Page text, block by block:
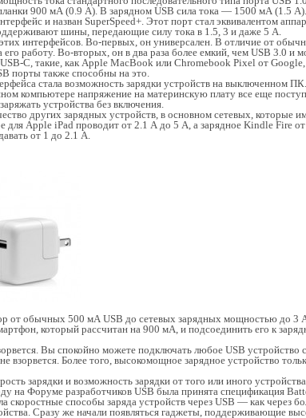
900 мА (0.9 А). В зарядном USB сила тока — 1500 мА (1.5
и назван SuperSpeed+. Этот порт стал эквивалентом
шины, передающие силу тока в 1.5, 3 и даже 5 А.
интерфейсов. Во-первых, он универсален. В отличие от
работу. Во-вторых, он в два раза более емкий, чем USB 3.0
C, такие, как Apple MacBook или Chromebook Pixel от
порты также способны на это.
стала возможность зарядки устройств на выключенном
компьютере напряжение на материнскую плату все еще
устройства без включения.
других зарядных устройств, в основном сетевых, которые
для Apple iPad проводит от 2.1 А до 5 А, а зарядное Kindle Fire
от 1 до 2.1 А.
от обычных 500 мА USB до сетевых зарядных мощностью до 3
который рассчитан на 900 мА, и подсоединить его к
Вы спокойно можете подключать любое USB
взорвется. Более того, высокомощное зарядное устройство
зарядки и возможность зарядки от того или иного
на Форуме разработчиков USB была принята спецификация
скоростные способы заряда устройств через USB — как через
Сразу же начали появляться гаджеты, поддерживающие